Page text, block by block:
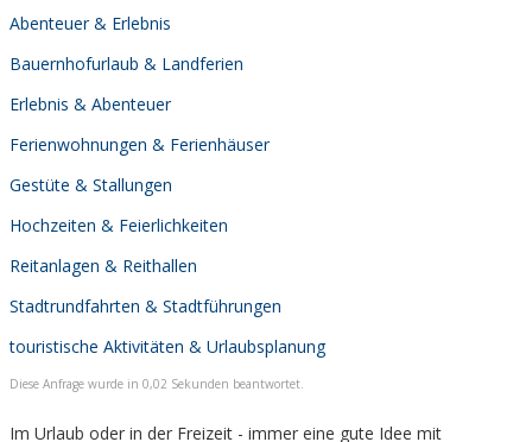
Abenteuer & Erlebnis
Bauernhofurlaub & Landferien
Erlebnis & Abenteuer
Ferienwohnungen & Ferienhäuser
Gestüte & Stallungen
Hochzeiten & Feierlichkeiten
Reitanlagen & Reithallen
Stadtrundfahrten & Stadtführungen
touristische Aktivitäten & Urlaubsplanung
Diese Anfrage wurde in 0,02 Sekunden beantwortet.
Im Urlaub oder in der Freizeit - immer eine gute Idee mit